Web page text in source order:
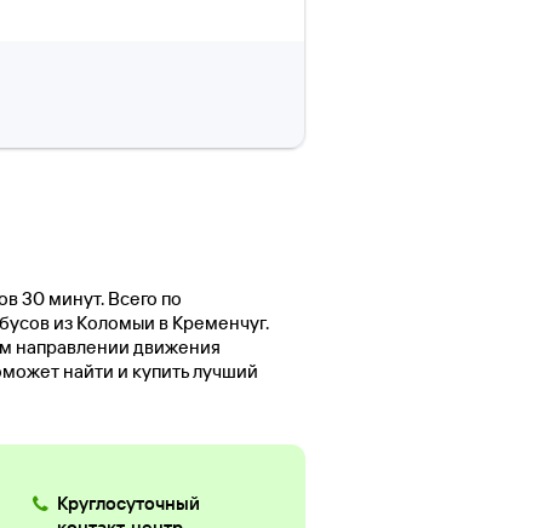
30 минут. Всего по
из Коломыи в Кременчуг.
направлении движения
найти и купить лучший
Круглосуточный